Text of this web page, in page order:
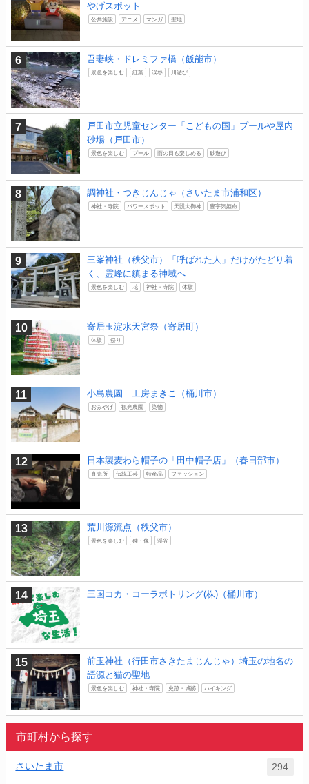
やげスポット
公共施設 アニメ マンガ 聖地
吾妻峡・ドレミファ橋（飯能市）
景色を楽しむ 紅葉 渓谷 川遊び
戸田市立児童センター「こどもの国」プールや屋内
砂場（戸田市）
景色を楽しむ プール 雨の日も楽しめる 砂遊び
調神社・つきじんじゃ（さいたま市浦和区）
神社・寺院 パワースポット 天照大御神 豊宇気姫命
三峯神社（秩父市）「呼ばれた人」だけがたどり着
く、霊峰に鎮まる神域へ
景色を楽しむ 花 神社・寺院 体験
寄居玉淀水天宮祭（寄居町）
体験 祭り
小島農園 工房まきこ（桶川市）
おみやげ 観光農園 染物
日本製麦わら帽子の「田中帽子店」（春日部市）
直売所 伝統工芸 特産品 ファッション
荒川源流点（秩父市）
景色を楽しむ 碑・像 渓谷
三国コカ・コーラボトリング(株)（桶川市）
前玉神社（行田市さきたまじんじゃ）埼玉の地名の
語源と猫の聖地
景色を楽しむ 神社・寺院 史跡・城跡 ハイキング
市町村から探す
さいたま市 294